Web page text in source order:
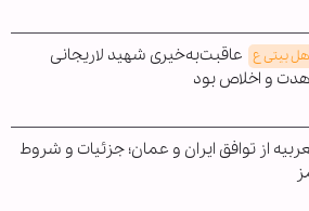
بیتی ع عاقبت‌به‌خیری شهید لاریجانی
و اخلاص بود
از توافق ایران و عمان؛ جزئیات و شروط